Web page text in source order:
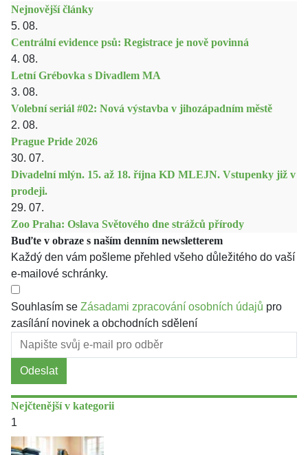
Nejnovější články
5. 08.
Centrální evidence psů: Registrace je nově povinná
4. 08.
Letní Grébovka s Divadlem MA
3. 08.
Volební seriál #02: Nová výstavba v jihozápadním městě
2. 08.
Prague Pride 2026
30. 07.
Divadelní mlýn. 15. až 18. října KD MLEJN. Vstupenky již v
prodeji.
29. 07.
Zoo Praha: Oslava Světového dne strážců přírody
Buďte v obraze s naším denním newsletterem
Každý den vám pošleme přehled všeho důležitého do vaší
e-mailové schránky.
Souhlasím se Zásadami zpracování osobních údajů pro
zasílání novinek a obchodních sdělení
Odeslat
Nejčtenější v kategorii
1